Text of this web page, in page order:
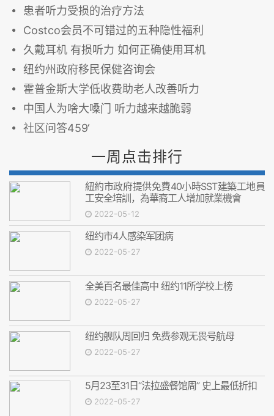
患者听力受损的治疗方法
Costco会员不可错过的五种隐性福利
久戴耳机 有损听力 如何正确使用耳机
纽约州政府移民保健咨询会
霍普金斯大学低收费助老人改善听力
中国人为啥大嗓门 听力越来越脆弱
社区问答459‘
一周点击排行
紐約市政府提供免費40小時SST建築工地員
工安全培訓，為華裔工人增加就業機會
2022-05-12
纽约市4人感染军团病
2022-05-27
全美百名最佳高中 纽约11所学校上榜
2022-05-27
纽约舰队周回归 免费参观无畏号航母
2022-05-27
5月23至31日“法拉盛餐馆周” 史上最低折扣
2022-05-27